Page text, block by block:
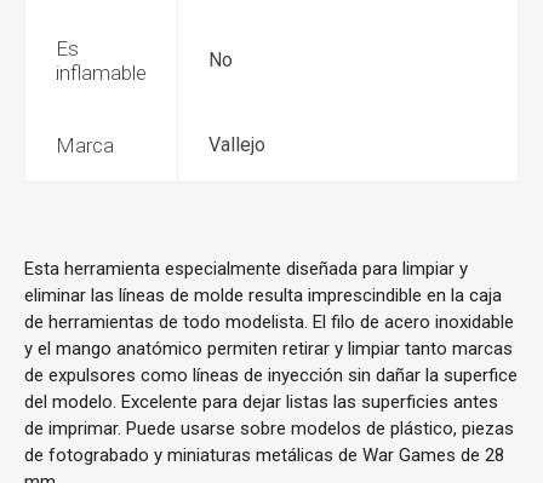
Es
inflamable
No
Marca Vallejo
Esta herramienta especialmente diseñada para limpiar y
eliminar las líneas de molde resulta imprescindible en la caja
de herramientas de todo modelista. El filo de acero inoxidable
y el mango anatómico permiten retirar y limpiar tanto marcas
de expulsores como líneas de inyección sin dañar la superfice
del modelo. Excelente para dejar listas las superficies antes
de imprimar. Puede usarse sobre modelos de plástico, piezas
de fotograbado y miniaturas metálicas de War Games de 28